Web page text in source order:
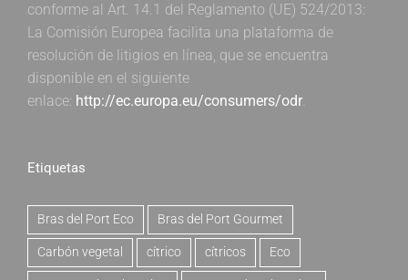
conforme al Art. 14.1 del Reglamento (UE) 524/2013:
La Comisión Europea facilita una plataforma de
resolución de litigios en línea, que se encuentra
disponible en el siguiente
enlace: http://ec.europa.eu/consumers/odr.
Etiquetas
Bras del Port Eco Bras del Port Gourmet
Carbón vegetal cítrico cítricos Eco